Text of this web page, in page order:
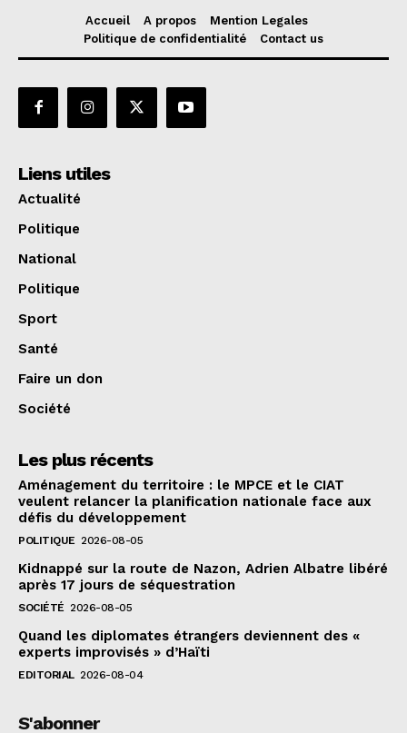
Accueil A propos
Mention Legales
Politique de confidentialité
Contact us
Liens utiles
Actualité
Politique
National
Politique
Sport
Santé
Faire un don
Société
Les plus récents
Aménagement du territoire : le MPCE et le CIAT
veulent relancer la planification nationale face aux
défis du développement
POLITIQUE 2026-08-05
Kidnappé sur la route de Nazon, Adrien Albatre libéré
après 17 jours de séquestration
SOCIÉTÉ 2026-08-05
Quand les diplomates étrangers deviennent des «
experts improvisés » d’Haïti
EDITORIAL 2026-08-04
S'abonner